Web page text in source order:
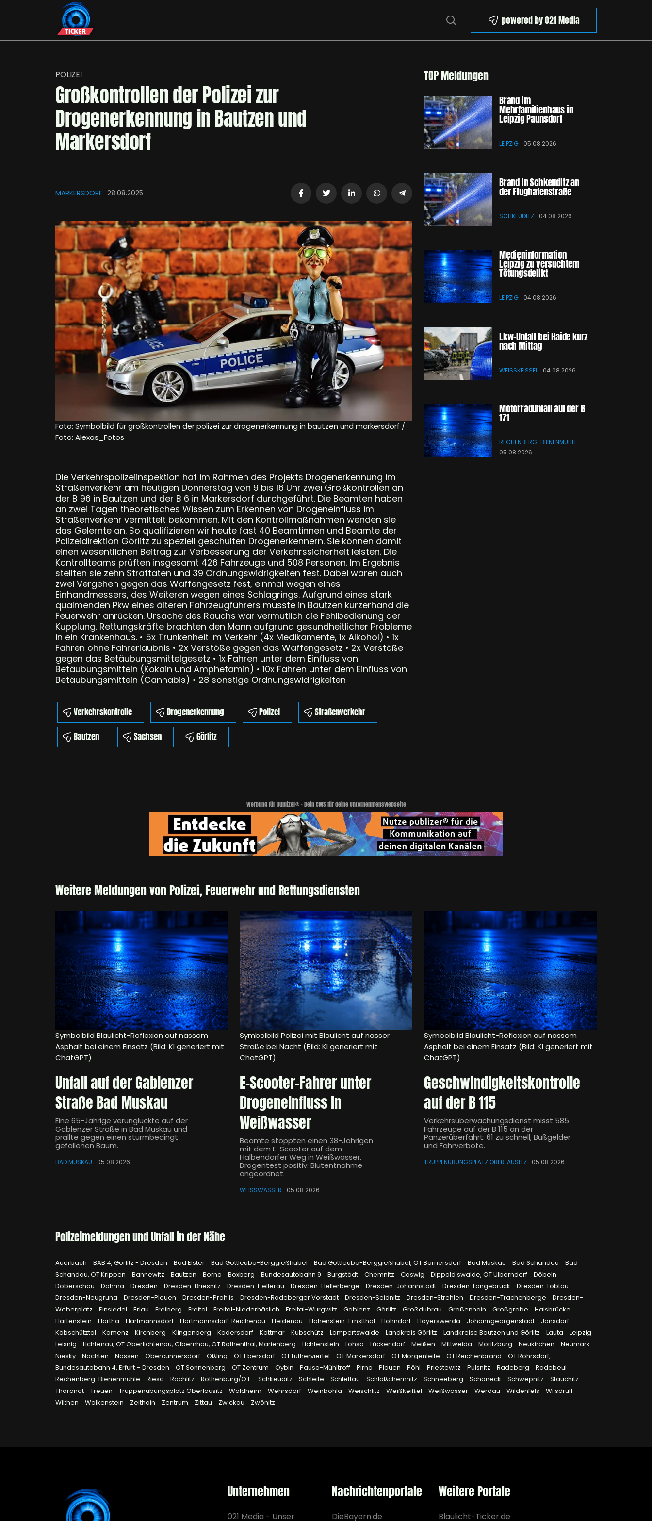
powered by 021 Media
POLIZEI
Großkontrollen der Polizei zur
Drogenerkennung in Bautzen und
Markersdorf
MARKERSDORF 28.08.2025
Foto: Symbolbild für großkontrollen der polizei zur drogenerkennung in bautzen und markersdorf /
Foto: Alexas_Fotos
Die Verkehrspolizeiinspektion hat im Rahmen des Projekts Drogenerkennung im
Straßenverkehr am heutigen Donnerstag von 9 bis 16 Uhr zwei Großkontrollen an
der B 96 in Bautzen und der B 6 in Markersdorf durchgeführt. Die Beamten haben
an zwei Tagen theoretisches Wissen zum Erkennen von Drogeneinfluss im
Straßenverkehr vermittelt bekommen. Mit den Kontrollmaßnahmen wenden sie
das Gelernte an. So qualifizieren wir heute fast 40 Beamtinnen und Beamte der
Polizeidirektion Görlitz zu speziell geschulten Drogenerkennern. Sie können damit
einen wesentlichen Beitrag zur Verbesserung der Verkehrssicherheit leisten. Die
Kontrollteams prüften insgesamt 426 Fahrzeuge und 508 Personen. Im Ergebnis
stellten sie zehn Straftaten und 39 Ordnungswidrigkeiten fest. Dabei waren auch
zwei Vergehen gegen das Waffengesetz fest, einmal wegen eines
Einhandmessers, des Weiteren wegen eines Schlagrings. Aufgrund eines stark
qualmenden Pkw eines älteren Fahrzeugführers musste in Bautzen kurzerhand die
Feuerwehr anrücken. Ursache des Rauchs war vermutlich die Fehlbedienung der
Kupplung. Rettungskräfte brachten den Mann aufgrund gesundheitlicher Probleme
in ein Krankenhaus. • 5x Trunkenheit im Verkehr (4x Medikamente, 1x Alkohol) • 1x
Fahren ohne Fahrerlaubnis • 2x Verstöße gegen das Waffengesetz • 2x Verstöße
gegen das Betäubungsmittelgesetz • 1x Fahren unter dem Einfluss von
Betäubungsmitteln (Kokain und Amphetamin) • 10x Fahren unter dem Einfluss von
Betäubungsmitteln (Cannabis) • 28 sonstige Ordnungswidrigkeiten
Verkehrskontrolle Drogenerkennung Polizei
Straßenverkehr
Bautzen
Sachsen Görlitz
TOP Meldungen
Brand im
Mehrfamilienhaus in
Leipzig Paunsdorf
LEIPZIG 05.08.2026
Brand in Schkeuditz an
der Flughafenstraße
SCHKEUDITZ 04.08.2026
Medieninformation
Leipzig zu versuchtem
Tötungsdelikt
LEIPZIG 04.08.2026
Lkw-Unfall bei Haide kurz
nach Mittag
WEISSKEISSEL 04.08.2026
Motorradunfall auf der B
171
RECHENBERG-BIENENMÜHLE
05.08.2026
Werbung für publizer® - Dein CMS für deine Unternehmenswebseite
Weitere Meldungen von Polizei, Feuerwehr und Rettungsdiensten
Symbolbild Blaulicht-Reflexion auf nassem
Asphalt bei einem Einsatz (Bild: KI generiert mit
ChatGPT)
Unfall auf der Gablenzer
Straße Bad Muskau
Eine 65-Jährige verunglückte auf der
Gablenzer Straße in Bad Muskau und
prallte gegen einen sturmbedingt
gefallenen Baum.
BAD MUSKAU 05.08.2026
Symbolbild Polizei mit Blaulicht auf nasser
Straße bei Nacht (Bild: KI generiert mit
ChatGPT)
E-Scooter-Fahrer unter
Drogeneinfluss in
Weißwasser
Beamte stoppten einen 38-Jährigen
mit dem E-Scooter auf dem
Halbendorfer Weg in Weißwasser.
Drogentest positiv: Blutentnahme
angeordnet.
WEISSWASSER 05.08.2026
Symbolbild Blaulicht-Reflexion auf nassem
Asphalt bei einem Einsatz (Bild: KI generiert mit
ChatGPT)
Geschwindigkeitskontrolle
auf der B 115
Verkehrsüberwachungsdienst misst 585
Fahrzeuge auf der B 115 an der
Panzerüberfahrt: 61 zu schnell, Bußgelder
und Fahrverbote.
TRUPPENÜBUNGSPLATZ OBERLAUSITZ 05.08.2026
Polizeimeldungen und Unfall in der Nähe
Auerbach BAB 4, Görlitz - Dresden Bad Elster Bad Gottleuba-Berggießhübel Bad Gottleuba-Berggießhübel, OT Börnersdorf Bad Muskau Bad Schandau
Bad
Schandau, OT Krippen
Bannewitz Bautzen Borna Boxberg Bundesautobahn 9 Burgstädt Chemnitz Coswig Dippoldiswalde, OT Ulberndorf
Döbeln
Doberschau
Dohma Dresden Dresden-Briesnitz Dresden-Hellerau Dresden-Hellerberge Dresden-Johannstadt Dresden-Langebrück
Dresden-Löbtau
Dresden-Neugruna
Dresden-Plauen Dresden-Prohlis Dresden-Radeberger Vorstadt Dresden-Seidnitz Dresden-Strehlen Dresden-Trachenberge
Dresden-
Weberplatz
Einsiedel Erlau Freiberg Freital Freital-Niederhäslich Freital-Wurgwitz Gablenz Görlitz Großdubrau Großenhain Großgrabe
Halsbrücke
Hartenstein
Hartha Hartmannsdorf Hartmannsdorf-Reichenau Heidenau Hohenstein-Ernstthal Hohndorf Hoyerswerda Johanngeorgenstadt
Jonsdorf
Käbschütztal
Kamenz Kirchberg Klingenberg Kodersdorf Kottmar Kubschütz Lampertswalde Landkreis Görlitz Landkreise Bautzen und Görlitz Lauta
Leipzig
Leisnig
Lichtenau, OT Oberlichtenau, Olbernhau, OT Rothenthal, Marienberg Lichtenstein Lohsa Lückendorf Meißen Mittweida Moritzburg Neukirchen
Neumark
Niesky
Nochten Nossen Obercunnersdorf Oßling OT Ebersdorf OT Lutherviertel OT Markersdorf OT Morgenleite OT Reichenbrand
OT Röhrsdorf,
Bundesautobahn 4, Erfurt – Dresden
OT Sonnenberg OT Zentrum Oybin Pausa-Mühltroff Pirna Plauen Pöhl Priestewitz Pulsnitz Radeberg
Radebeul
Rechenberg-Bienenmühle
Riesa Rochlitz Rothenburg/O.L. Schkeuditz Schleife Schlettau Schloßchemnitz Schneeberg Schöneck Schwepnitz
Stauchitz
Tharandt
Treuen Truppenübungsplatz Oberlausitz Waldheim Wehrsdorf Weinböhla Weischlitz Weißkeißel Weißwasser Werdau Wildenfels
Wilsdruff
Wilthen
Wolkenstein Zeithain Zentrum Zittau Zwickau Zwönitz
Unternehmen
021 Media - Unser
Nachrichtenportale
DieBayern.de
Weitere Portale
Blaulicht-Ticker.de